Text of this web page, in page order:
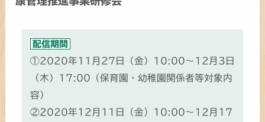
配信期間
①2020年11月27日（金）10:00～12月3日
（木）17:00（保育園・幼稚園関係者等対象内
容）
②2020年12月11日（金）10:00～12月17